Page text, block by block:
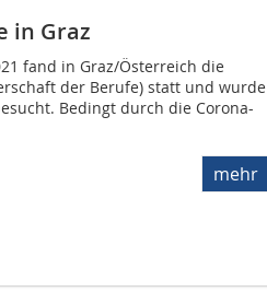
in Graz
fand in Graz/Österreich die
der Berufe) statt und wurde
Bedingt durch die Corona-
mehr